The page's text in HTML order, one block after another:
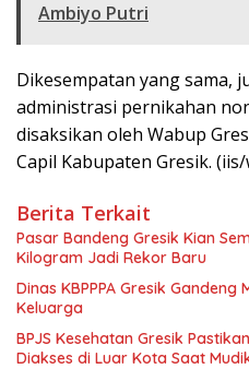
Ambiyo Putri
Dikesempatan yang sama,
administrasi pernikahan
disaksikan oleh Wabup
Capil Kabupaten Gresik.
Berita Terkait
Pasar Bandeng Gresik Kian
Kilogram Jadi Rekor Baru
Dinas KBPPPA Gresik
Keluarga
BPJS Kesehatan Gresik
Diakses di Luar Kota Saat